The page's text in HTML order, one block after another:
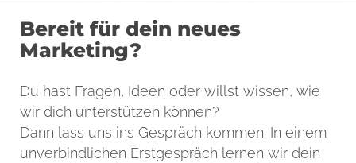
Bereit für dein neues
Marketing?
Du hast Fragen, Ideen oder willst wissen, wie
wir dich unterstützen können?
Dann lass uns ins Gespräch kommen. In einem
unverbindlichen Erstgespräch lernen wir dein